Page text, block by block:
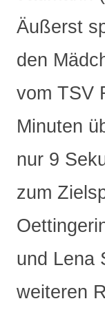
Äußerst
den
vom TSV
Minuten
nur 9
zum
und Lena
weiteren